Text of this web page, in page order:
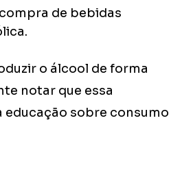
de bebidas
o álcool de forma
notar que essa
sobre consumo